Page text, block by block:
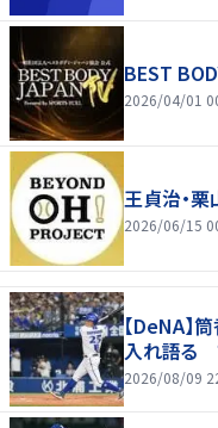
BEST
2026/04/01
王貞治・
2026/06/15
【DeNA】
入れ語る
2026/08/09